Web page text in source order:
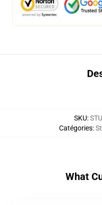
SKU:
Catégories:
What